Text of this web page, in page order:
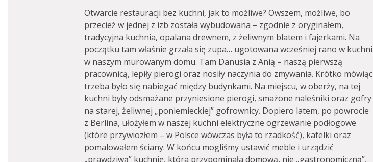
Otwarcie restauracji bez kuchni, jak to możliwe? Owszem, możliwe, bo
przecież w jednej z izb została wybudowana – zgodnie z oryginałem,
tradycyjna kuchnia, opalana drewnem, z żeliwnym blatem i fajerkami. Na
początku tam właśnie grzała się zupa… ugotowana wcześniej rano w kuchni
w naszym murowanym domu. Tam Danusia z Anią – naszą pierwszą
pracownicą, lepiły pierogi oraz nosiły naczynia do zmywania. Krótko mówiąc
trzeba było się nabiegać między budynkami. Na miejscu, w oberży, na tej
kuchni były odsmażane przyniesione pierogi, smażone naleśniki oraz gofry
na starej, żeliwnej „poniemieckiej” gofrownicy. Dopiero latem, po powrocie
z Berlina, ułożyłem w naszej kuchni elektryczne ogrzewanie podłogowe
(które przywiozłem – w Polsce wówczas była to rzadkość), kafelki oraz
pomalowałem ściany. W końcu mogliśmy ustawić meble i urządzić
„prawdziwą” kuchnię, która przypominała domową, nie „gastronomiczną”,